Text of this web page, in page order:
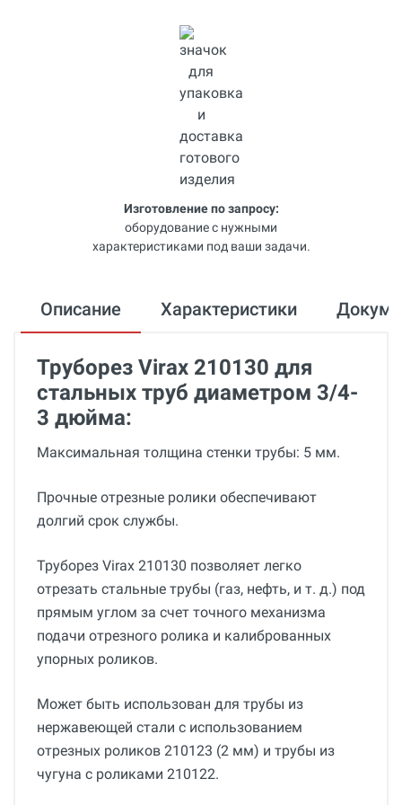
Изготовление по запросу:
оборудование с нужными
характеристиками под ваши задачи.
Описание Характеристики
Труборез Virax 210130 для
стальных труб диаметром 3/4-
3 дюйма:
Максимальная толщина стенки трубы: 5 мм.
Прочные отрезные ролики обеспечивают
долгий срок службы.
Труборез Virax 210130 позволяет легко
отрезать стальные трубы (газ, нефть, и т. д.) под
прямым углом за счет точного механизма
подачи отрезного ролика и калиброванных
упорных роликов.
Может быть использован для трубы из
нержавеющей стали с использованием
отрезных роликов 210123 (2 мм) и трубы из
чугуна с роликами 210122.